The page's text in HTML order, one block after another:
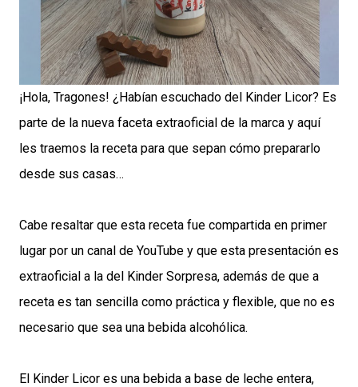
¡Hola, Tragones! ¿Habían escuchado del Kinder Licor? Es
parte de la nueva faceta extraoficial de la marca y aquí
les traemos la receta para que sepan cómo prepararlo
desde sus casas…
Cabe resaltar que esta receta fue compartida en primer
lugar por un canal de YouTube y que esta presentación es
extraoficial a la del Kinder Sorpresa, además de que a
receta es tan sencilla como práctica y flexible, que no es
necesario que sea una bebida alcohólica.
El Kinder Licor es una bebida a base de leche entera,